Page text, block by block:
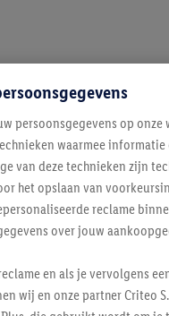
persoonsgegevens op onze
waarmee
van deze technieken zijn
het opslaan van
reclame
over jouw
en als je vervolgens
wij en onze partner Criteo